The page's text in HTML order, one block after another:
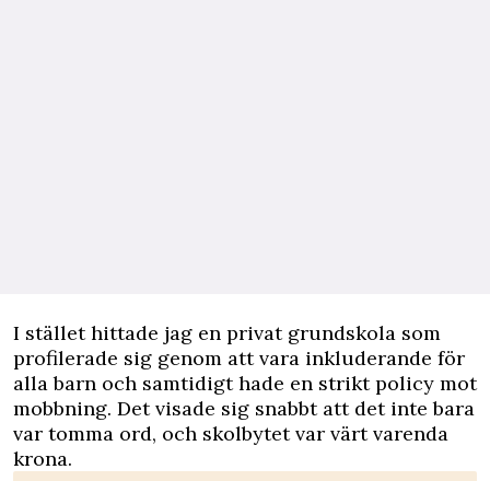
I stället hittade jag en privat grundskola som
profilerade sig genom att vara inkluderande för
alla barn och samtidigt hade en strikt policy mot
mobbning. Det visade sig snabbt att det inte bara
var tomma ord, och skolbytet var värt varenda
krona.